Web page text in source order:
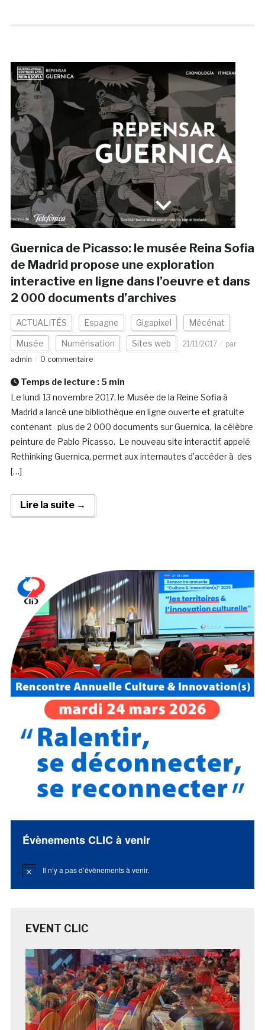
Guernica de Picasso: le musée Reina Sofia
de Madrid propose une exploration
interactive en ligne dans l’oeuvre et dans
2 000 documents d’archives
ACTUALITÉS Espagne Gigapixel Mécénat
Musée Numérisation Sites web 21/11/2017
par
admin
0 commentaire
Temps de lecture : 5 min
Le lundi 13 novembre 2017, le Musée de la Reine Sofia à
Madrid a lancé une bibliothèque en ligne ouverte et gratuite
contenant plus de 2 000 documents sur Guernica, la célèbre
peinture de Pablo Picasso. Le nouveau site interactif, appelé
Rethinking Guernica, permet aux internautes d’accéder à des
[…]
Lire la suite →
Évènements CLIC à venir
Notice Il n’y a pas d’évènements à venir.
EVENT CLIC